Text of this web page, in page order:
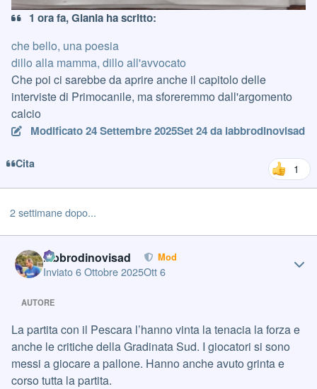
1 ora fa, Gianla ha scritto:
che bello, una poesia
dillo alla mamma, dillo all'avvocato
Che poi ci sarebbe da aprire anche il capitolo delle
interviste di Primocanile, ma sforeremmo dall'argomento
calcio
Modificato24 Settembre 2025Set 24da labbrodinovisad
Cita 1
2 settimane dopo...
labbrodinovisad Mod
Inviato6 Ottobre 2025Ott 6
AUTORE
La partita con il Pescara l’hanno vinta la tenacia la forza e
anche le critiche della Gradinata Sud. I giocatori si sono
messi a giocare a pallone. Hanno anche avuto grinta e
corso tutta la partita.